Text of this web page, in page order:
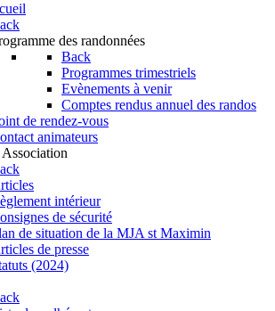
des randonnées
Back
Programmes trimestriels
Evènements à venir
Comptes rendus annuel des randos
de rendez-vous
animateurs
Association
intérieur
de sécurité
de situation de la MJA st Maximin
de presse
(2024)